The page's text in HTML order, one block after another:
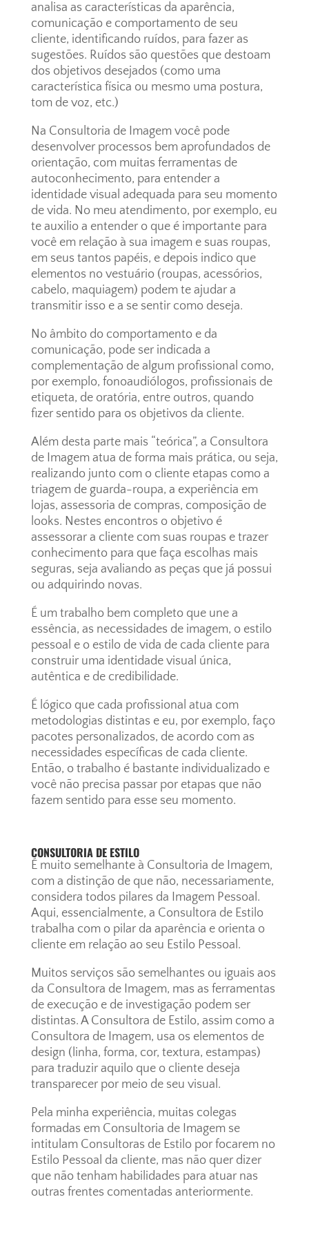
analisa as características da aparência,
comunicação e comportamento de seu
cliente, identificando ruídos, para fazer as
sugestões. Ruídos são questões que destoam
dos objetivos desejados (como uma
característica física ou mesmo uma postura,
tom de voz, etc.)
Na Consultoria de Imagem você pode
desenvolver processos bem aprofundados de
orientação, com muitas ferramentas de
autoconhecimento, para entender a
identidade visual adequada para seu momento
de vida. No meu atendimento, por exemplo, eu
te auxilio a entender o que é importante para
você em relação à sua imagem e suas roupas,
em seus tantos papéis, e depois indico que
elementos no vestuário (roupas, acessórios,
cabelo, maquiagem) podem te ajudar a
transmitir isso e a se sentir como deseja.
No âmbito do comportamento e da
comunicação, pode ser indicada a
complementação de algum profissional como,
por exemplo, fonoaudiólogos, profissionais de
etiqueta, de oratória, entre outros, quando
fizer sentido para os objetivos da cliente.
Além desta parte mais “teórica”, a Consultora
de Imagem atua de forma mais prática, ou seja,
realizando junto com o cliente etapas como a
triagem de guarda-roupa, a experiência em
lojas, assessoria de compras, composição de
looks. Nestes encontros o objetivo é
assessorar a cliente com suas roupas e trazer
conhecimento para que faça escolhas mais
seguras, seja avaliando as peças que já possui
ou adquirindo novas.
É um trabalho bem completo que une a
essência, as necessidades de imagem, o estilo
pessoal e o estilo de vida de cada cliente para
construir uma identidade visual única,
autêntica e de credibilidade.
É lógico que cada profissional atua com
metodologias distintas e eu, por exemplo, faço
pacotes personalizados, de acordo com as
necessidades específicas de cada cliente.
Então, o trabalho é bastante individualizado e
você não precisa passar por etapas que não
fazem sentido para esse seu momento.
CONSULTORIA DE ESTILO
É muito semelhante à Consultoria de Imagem,
com a distinção de que não, necessariamente,
considera todos pilares da Imagem Pessoal.
Aqui, essencialmente, a Consultora de Estilo
trabalha com o pilar da aparência e orienta o
cliente em relação ao seu Estilo Pessoal.
Muitos serviços são semelhantes ou iguais aos
da Consultora de Imagem, mas as ferramentas
de execução e de investigação podem ser
distintas. A Consultora de Estilo, assim como a
Consultora de Imagem, usa os elementos de
design (linha, forma, cor, textura, estampas)
para traduzir aquilo que o cliente deseja
transparecer por meio de seu visual.
Pela minha experiência, muitas colegas
formadas em Consultoria de Imagem se
intitulam Consultoras de Estilo por focarem no
Estilo Pessoal da cliente, mas não quer dizer
que não tenham habilidades para atuar nas
outras frentes comentadas anteriormente.